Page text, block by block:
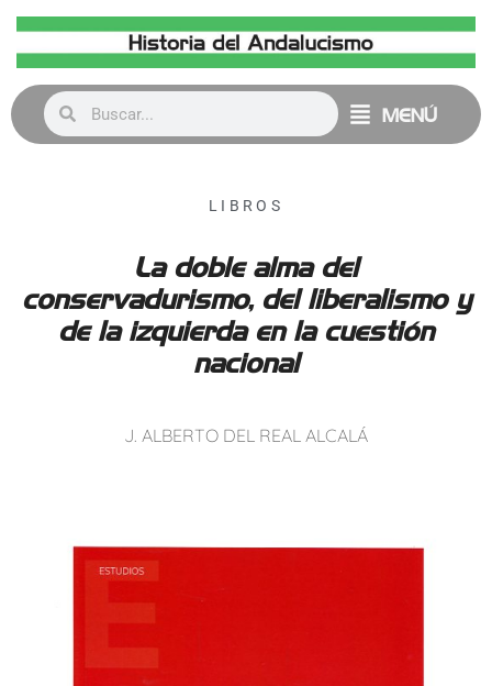
MENÚ
LIBROS
La doble alma del
conservadurismo, del liberalismo y
de la izquierda en la cuestión
nacional
J. ALBERTO DEL REAL ALCALÁ